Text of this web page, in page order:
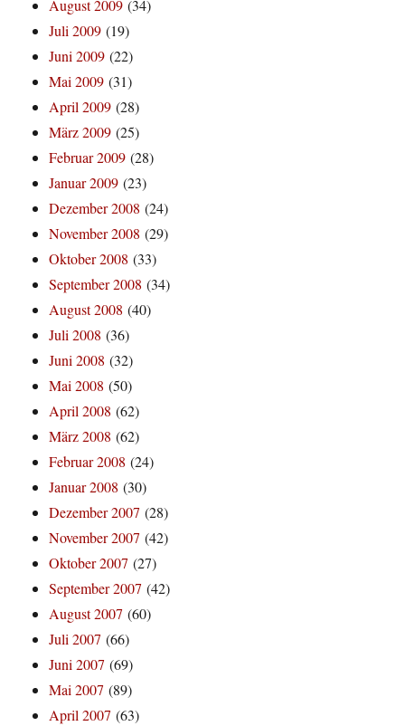
August 2009 (34)
Juli 2009 (19)
Juni 2009 (22)
Mai 2009 (31)
April 2009 (28)
März 2009 (25)
Februar 2009 (28)
Januar 2009 (23)
Dezember 2008 (24)
November 2008 (29)
Oktober 2008 (33)
September 2008 (34)
August 2008 (40)
Juli 2008 (36)
Juni 2008 (32)
Mai 2008 (50)
April 2008 (62)
März 2008 (62)
Februar 2008 (24)
Januar 2008 (30)
Dezember 2007 (28)
November 2007 (42)
Oktober 2007 (27)
September 2007 (42)
August 2007 (60)
Juli 2007 (66)
Juni 2007 (69)
Mai 2007 (89)
April 2007 (63)